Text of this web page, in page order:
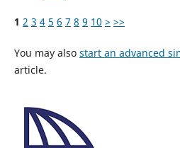
1 2 3 4 5 6 7 8 9 10 > >>
You may also start an advanced
article.